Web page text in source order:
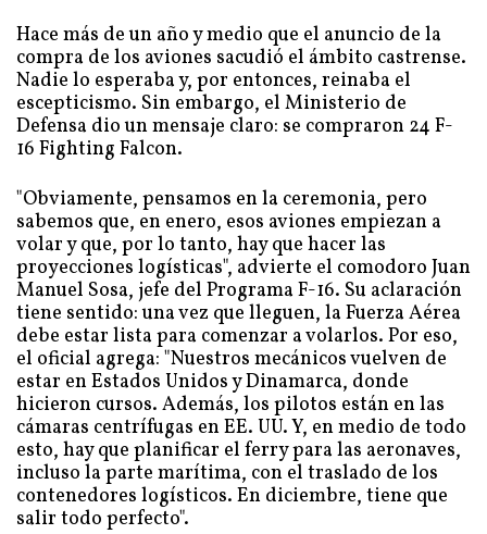
Hace más de un año y medio que el anuncio de la
compra de los aviones sacudió el ámbito castrense.
Nadie lo esperaba y, por entonces, reinaba el
escepticismo. Sin embargo, el Ministerio de
Defensa dio un mensaje claro: se compraron 24 F-
16 Fighting Falcon.
"Obviamente, pensamos en la ceremonia, pero
sabemos que, en enero, esos aviones empiezan a
volar y que, por lo tanto, hay que hacer las
proyecciones logísticas", advierte el comodoro Juan
Manuel Sosa, jefe del Programa F-16. Su aclaración
tiene sentido: una vez que lleguen, la Fuerza Aérea
debe estar lista para comenzar a volarlos. Por eso,
el oficial agrega: "Nuestros mecánicos vuelven de
estar en Estados Unidos y Dinamarca, donde
hicieron cursos. Además, los pilotos están en las
cámaras centrífugas en EE. UU. Y, en medio de todo
esto, hay que planificar el ferry para las aeronaves,
incluso la parte marítima, con el traslado de los
contenedores logísticos. En diciembre, tiene que
salir todo perfecto".